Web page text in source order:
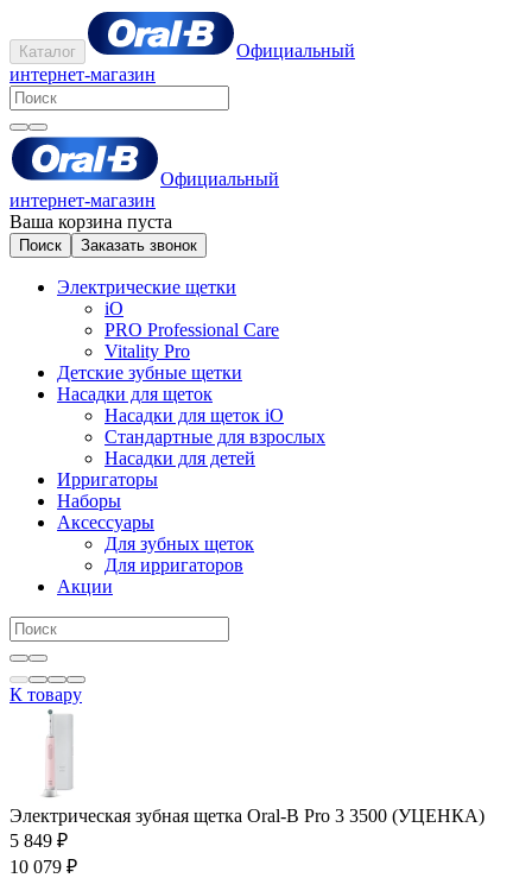
Каталог
Официальный
интернет-магазин
Официальный
интернет-магазин
Ваша корзина пуста
Поиск Заказать звонок
Электрические щетки
iO
PRO Professional Care
Vitality Pro
Детские зубные щетки
Насадки для щеток
Насадки для щеток iO
Стандартные для взрослых
Насадки для детей
Ирригаторы
Наборы
Аксессуары
Для зубных щеток
Для ирригаторов
Акции
К товару
Электрическая зубная щетка Oral-B Pro 3 3500 (УЦЕНКА)
5 849 ₽
10 079 ₽